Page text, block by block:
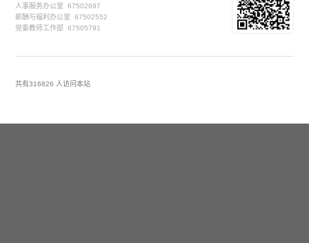
人事服务办公室 67502697
薪酬与福利办公室 67502552
党委教师工作部 67505791
共有316826 人访问本站